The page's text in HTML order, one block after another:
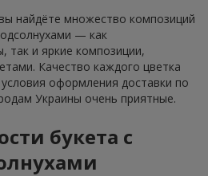
вы найдёте множество композиций
— как
так и яркие композиции,
Качество каждого цветка
оформления доставки по
Украины очень приятные.
букета с